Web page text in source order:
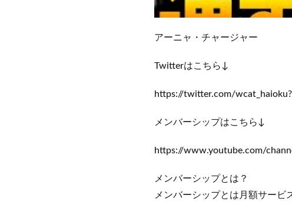
アーニャ・チャージャー
Twitterはこちら↓
https://twitter.com/
メンバーシップはこちら↓
https://www.youtube.com/
メンバーシップとは？
メンバーシップとは月額サービ